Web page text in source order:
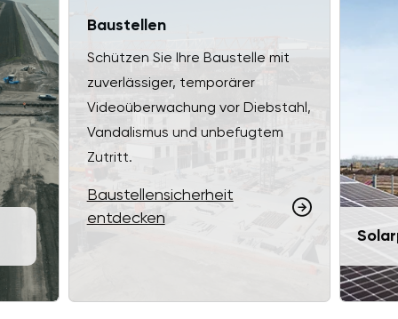
Baustellen
Schützen Sie Ihre Baustelle mit
zuverlässiger, temporärer
Videoüberwachung vor Diebstahl,
Vandalismus und unbefugtem
Zutritt.
Baustellensicherheit
entdecken